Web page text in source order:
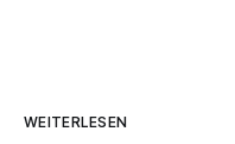
WEITERLESEN